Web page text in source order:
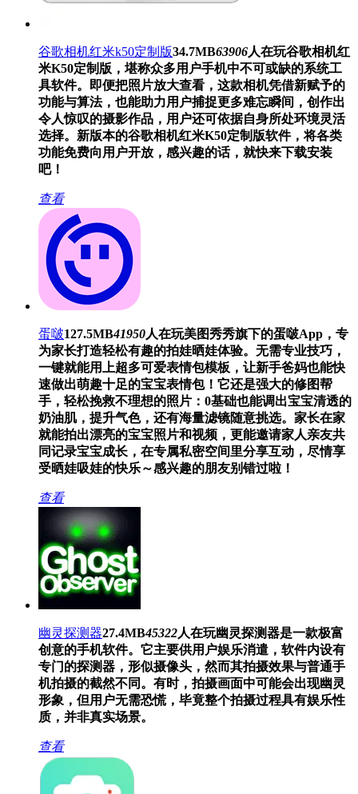
谷歌相机红米k50定制版34.7MB63906人在玩谷歌相机红
米K50定制版，堪称众多用户手机中不可或缺的系统工
具软件。即便把照片放大查看，这款相机凭借新赋予的
功能与算法，也能助力用户捕捉更多难忘瞬间，创作出
令人惊叹的摄影作品，用户还可依据自身所处环境灵活
选择。新版本的谷歌相机红米K50定制版软件，将各类
功能免费向用户开放，感兴趣的话，就快来下载安装
吧！
查看
蛋啵127.5MB41950人在玩美图秀秀旗下的蛋啵App，专
为家长打造轻松有趣的拍娃晒娃体验。无需专业技巧，
一键就能用上超多可爱表情包模板，让新手爸妈也能快
速做出萌趣十足的宝宝表情包！它还是强大的修图帮
手，轻松挽救不理想的照片：0基础也能调出宝宝清透的
奶油肌，提升气色，还有海量滤镜随意挑选。家长在家
就能拍出漂亮的宝宝照片和视频，更能邀请家人亲友共
同记录宝宝成长，在专属私密空间里分享互动，尽情享
受晒娃吸娃的快乐～感兴趣的朋友别错过啦！
查看
幽灵探测器27.4MB45322人在玩幽灵探测器是一款极富
创意的手机软件。它主要供用户娱乐消遣，软件内设有
专门的探测器，形似摄像头，然而其拍摄效果与普通手
机拍摄的截然不同。有时，拍摄画面中可能会出现幽灵
形象，但用户无需恐慌，毕竟整个拍摄过程具有娱乐性
质，并非真实场景。
查看